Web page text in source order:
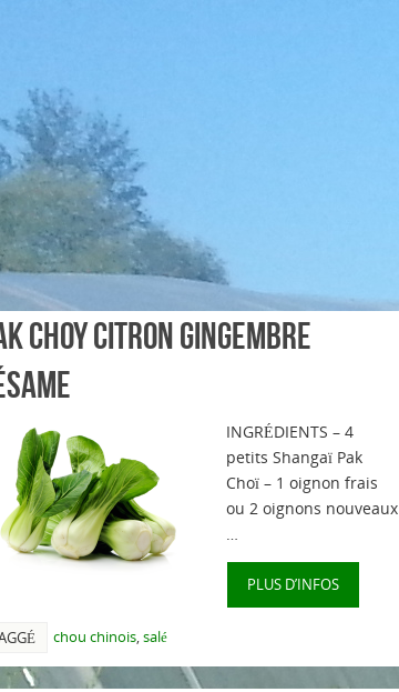
Choy Citron Gingembre
INGRÉDIENTS – 4
petits Shangaï Pak
Choï – 1 oignon frais
ou 2 oignons nouveaux
…
PLUS D’INFOS
chou chinois salé